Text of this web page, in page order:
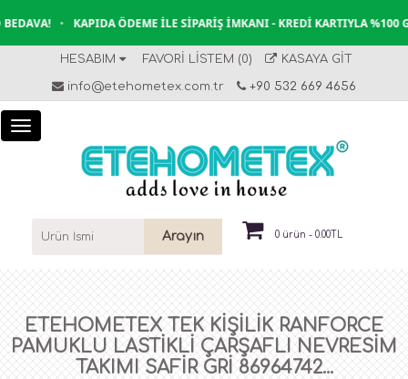
• KAPIDA ÖDEME İLE SIPARIŞ İMKANI - KREDI KARTIYLA %100
HESABIM FAVORI LISTEM (0) KASAYA GIT
info@etehometex.com.tr +90 532 669 4656
Arayın 0 ürün - 0.00TL
ETEHOMETEX TEK KIŞILIK RANFORCE
PAMUKLU LASTIKLI ÇARŞAFLI NEVRESIM
TAKIMI SAFİR GRİ 86964742...